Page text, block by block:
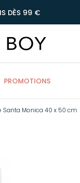
DÈS 99 €
PROMOTIONS
Santa Monica 40 x 50 cm